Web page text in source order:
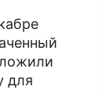
для